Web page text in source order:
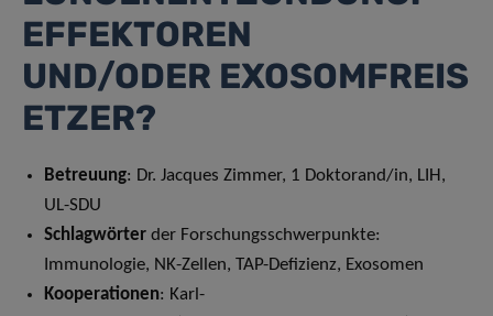
EFFEKTOREN
UND/ODER EXOSOMFREIS
ETZER?
Betreuung: Dr. Jacques Zimmer, 1 Doktorand/in, LIH,
UL-SDU
Schlagwörter der Forschungsschwerpunkte:
Immunologie, NK-Zellen, TAP-Defizienz, Exosomen
Kooperationen: Karl-